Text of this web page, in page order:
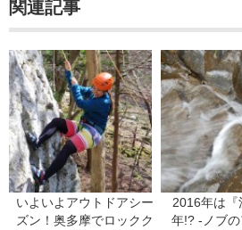
関連記事
いよいよアウトドアシー
ズン！奥多摩でロックク
2016年は
年!? -ノブ